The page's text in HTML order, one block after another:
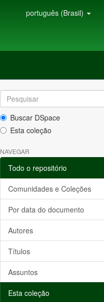
português (Brasil)
Buscar DSpace
Esta coleção
NAVEGAR
Todo o repositório
Comunidades e Coleções
Por data do documento
Autores
Títulos
Assuntos
Esta coleção